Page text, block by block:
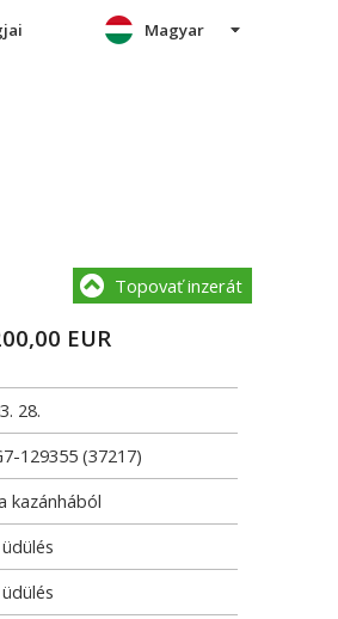
Magyar
Topovať inzerát
EUR
28.
129355 (37217)
kazánhából